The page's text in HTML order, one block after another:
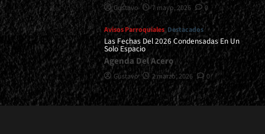
Gustavo 7 mayo, 2026 0
Avisos Parroquiales Destacados
Las Fechas Del 2026 Condensadas En Un
Solo Espacio
Agenda Del Acero
Gustavo 2 marzo, 2026 0